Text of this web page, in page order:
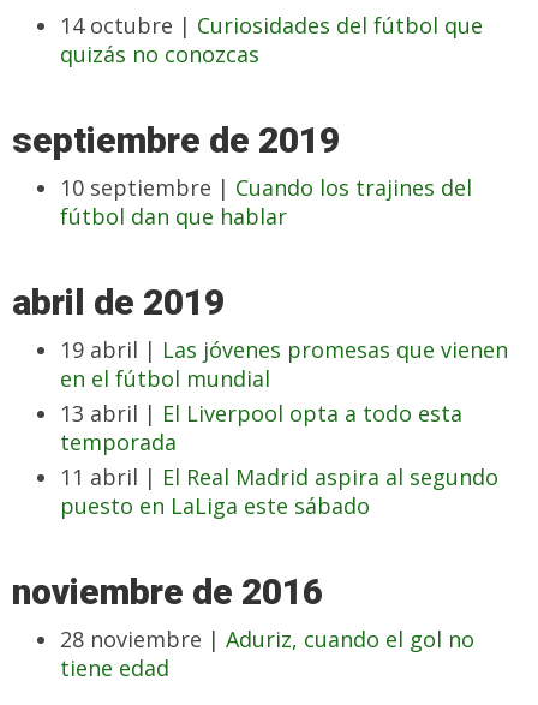
14 octubre | Curiosidades del fútbol que
quizás no conozcas
septiembre de 2019
10 septiembre | Cuando los trajines del
fútbol dan que hablar
abril de 2019
19 abril | Las jóvenes promesas que vienen
en el fútbol mundial
13 abril | El Liverpool opta a todo esta
temporada
11 abril | El Real Madrid aspira al segundo
puesto en LaLiga este sábado
noviembre de 2016
28 noviembre | Aduriz, cuando el gol no
tiene edad